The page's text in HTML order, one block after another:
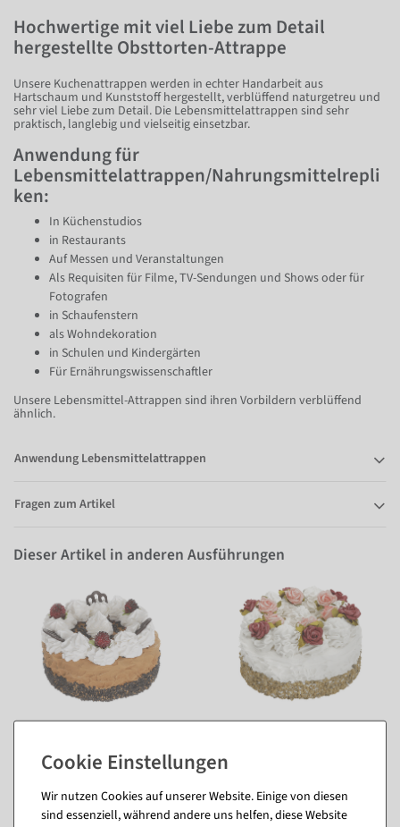
Hochwertige mit viel Liebe zum Detail
hergestellte Obsttorten-Attrappe
Unsere Kuchenattrappen werden in echter Handarbeit aus
Hartschaum und Kunststoff hergestellt, verblüffend naturgetreu und
sehr viel Liebe zum Detail. Die Lebensmittelattrappen sind sehr
praktisch, langlebig und vielseitig einsetzbar.
Anwendung für
Lebensmittelattrappen/Nahrungsmittelrepli
ken:
In Küchenstudios
in Restaurants
Auf Messen und Veranstaltungen
Als Requisiten für Filme, TV-Sendungen und Shows oder für
Fotografen
in Schaufenstern
als Wohndekoration
in Schulen und Kindergärten
Für Ernährungswissenschaftler
Unsere Lebensmittel-Attrappen sind ihren Vorbildern verblüffend
ähnlich.
Anwendung Lebensmittelattrappen
Fragen zum Artikel
Dieser Artikel in anderen Ausführungen
Wir nutzen Cookies auf unserer Website. Einige von diesen
sind essenziell, während andere uns helfen, diese Website